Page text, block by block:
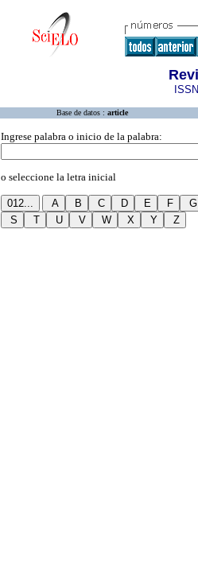
Base de datos : article
Ingrese palabra o inicio de la palabra:
o seleccione la letra inicial